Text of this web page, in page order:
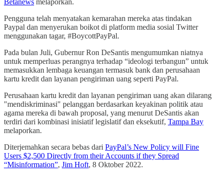
Pengguna telah menyatakan kemarahan mereka atas tindakan
Paypal dan menyerukan boikot di platform media sosial Twitter
menggunakan tagar, #BoycottPayPal.
Pada bulan Juli, Gubernur Ron DeSantis mengumumkan niatnya
untuk memperluas perangnya terhadap “ideologi terbangun” untuk
memasukkan lembaga keuangan termasuk bank dan perusahaan
kartu kredit dan layanan pengiriman uang seperti PayPal.
Perusahaan kartu kredit dan layanan pengiriman uang akan dilarang
"mendiskriminasi" pelanggan berdasarkan keyakinan politik atau
agama mereka di bawah proposal, yang menurut DeSantis akan
terdiri dari kombinasi inisiatif legislatif dan eksekutif, Tampa Bay
melaporkan.
Diterjemahkan secara bebas dari PayPal’s New Policy will Fine
Users $2,500 Directly from their Accounts if they Spread
“Misinformation”, Jim Hoft, 8 Oktober 2022.